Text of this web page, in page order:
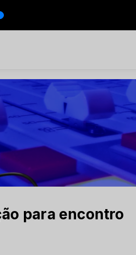
para encontro